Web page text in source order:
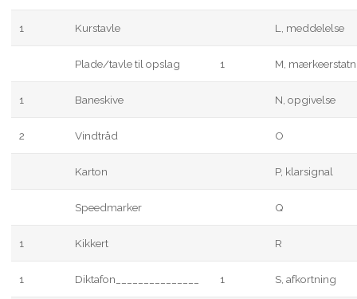
1 Kurstavle L, meddelelse
Plade/tavle til opslag 1 M,
1 Baneskive N, opgivelse
2 Vindtråd O
Karton P, klarsignal
Speedmarker Q
1 Kikkert R
1 Diktafon_______________ 1 S, afkortning